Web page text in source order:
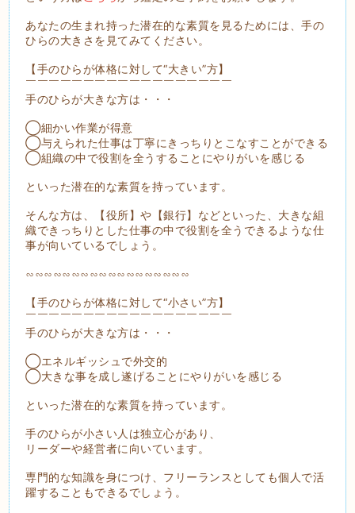
あなたの生まれ持った潜在的な素質を見るためには、手の
ひらの大きさを見てみてください。
【手のひらが体格に対して“大きい”方】
￣￣￣￣￣￣￣￣￣￣￣￣￣￣￣￣￣￣
手のひらが大きな方は・・・
◯細かい作業が得意
◯与えられた仕事は丁寧にきっちりとこなすことができる
◯組織の中で役割を全うすることにやりがいを感じる
といった潜在的な素質を持っています。
そんな方は、【役所】や【銀行】などといった、大きな組
織できっちりとした仕事の中で役割を全うできるような仕
事が向いているでしょう。
∽∽∽∽∽∽∽∽∽∽∽∽∽∽∽∽∽∽
【手のひらが体格に対して“小さい”方】
￣￣￣￣￣￣￣￣￣￣￣￣￣￣￣￣￣￣
手のひらが大きな方は・・・
◯エネルギッシュで外交的
◯大きな事を成し遂げることにやりがいを感じる
といった潜在的な素質を持っています。
手のひらが小さい人は独立心があり、
リーダーや経営者に向いています。
専門的な知識を身につけ、フリーランスとしても個人で活
躍することもできるでしょう。